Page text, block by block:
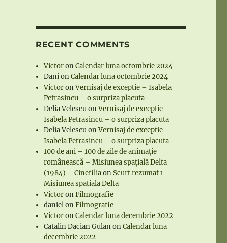
RECENT COMMENTS
VictoronCalendar luna octombrie 2024
DanionCalendar luna octombrie 2024
VictoronVernisaj de exceptie – Isabela
Petrasincu – o surpriza placuta
Delia VelescuonVernisaj de exceptie –
Isabela Petrasincu – o surpriza placuta
Delia VelescuonVernisaj de exceptie –
Isabela Petrasincu – o surpriza placuta
100 de ani – 100 de zile de animație
românească – Misiunea spațială Delta
(1984) – CinefiliaonScurt rezumat 1 –
Misiunea spatiala Delta
VictoronFilmografie
danielonFilmografie
VictoronCalendar luna decembrie 2022
Catalin Dacian GulanonCalendar luna
decembrie 2022